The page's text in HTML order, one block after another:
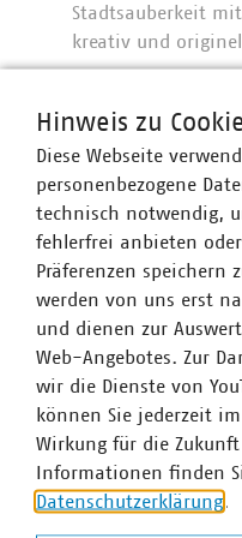
Stadtsauberkeit
kreativ und
inspirierenden
herzlichen Glückwunsch!
Der Verband
vertritt über 1.500
Energie, Wasser/
Telekommunikation. Mit
wurden 2019
erwirtschaftet und mehr
Im Endkundensegment
Mitgliedsunternehmen
zentralen Ver- und
Hinweis zu
Diese Webseite
personenbezogene
technisch notwendig,
fehlerfrei anbieten
Präferenzen speichern
werden von uns erst
und dienen zur
Web-Angebotes. Zur
wir die Dienste von
können Sie jederzeit
Wirkung für die
Informationen finden
Datenschutzerklärung